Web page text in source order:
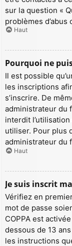
sur la question «
problèmes d’abus
Haut
Pourquoi ne
Il est possible
les inscriptions
s’inscrire. De
administrateur du
interdit
utiliser. Pour plus
administrateur du
Haut
Je suis inscrit
Vérifiez en
mot de passe
COPPA est
dessous de 13
les instructions